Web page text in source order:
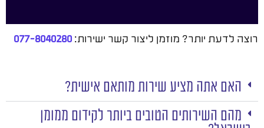
רוצה לדעת יותר? מוזמן ליצור קשר ישירות:077-8040280
האם אתה מציע שירות מותאם אישית?
מהם השירותים הטובים ביותר לקידום ממומן